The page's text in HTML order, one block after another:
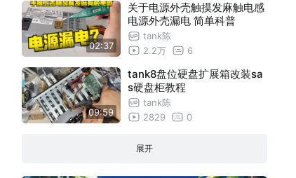
02:37
关于电源外壳触摸发麻触电感
电源外壳漏电 简单科普
tank陈
2.2万
6
09:59
tank8盘位硬盘扩展箱改装sa
s硬盘柜教程
tank陈
2829
0
展开